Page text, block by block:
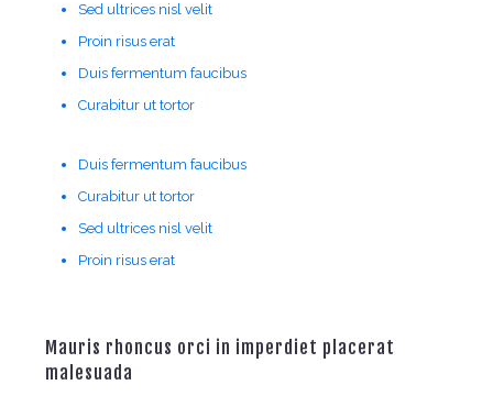
Sed ultrices nisl velit
Proin risus erat
Duis fermentum faucibus
Curabitur ut tortor
Duis fermentum faucibus
Curabitur ut tortor
Sed ultrices nisl velit
Proin risus erat
Mauris rhoncus orci in imperdiet placerat
malesuada